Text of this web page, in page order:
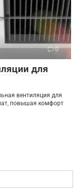
0
для
вентиляция для
повышая комфорт